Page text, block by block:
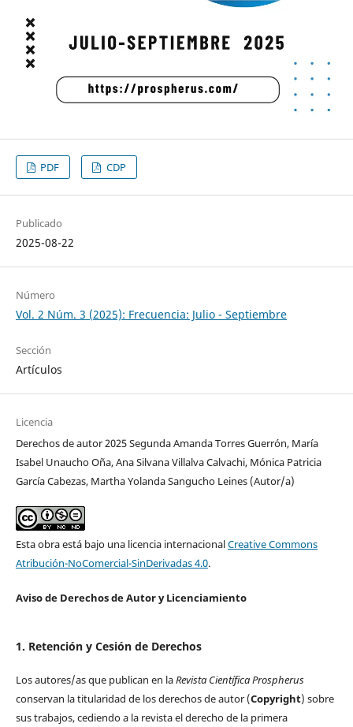
PDF CDP
Publicado
2025-08-22
Número
Vol. 2 Núm. 3 (2025): Frecuencia: Julio - Septiembre
Sección
Artículos
Licencia
Derechos de autor 2025 Segunda Amanda Torres Guerrón, María
Isabel Unaucho Oña, Ana Silvana Villalva Calvachi, Mónica Patricia
García Cabezas, Martha Yolanda Sangucho Leines (Autor/a)
Esta obra está bajo una licencia internacionalCreative Commons
Atribución-NoComercial-SinDerivadas 4.0.
Aviso de Derechos de Autor y Licenciamiento
1. Retención y Cesión de Derechos
Los autores/as que publican en laRevista Científica Prospherus
conservan la titularidad de los derechos de autor (Copyright) sobre
sus trabajos, cediendo a la revista el derecho de la primera